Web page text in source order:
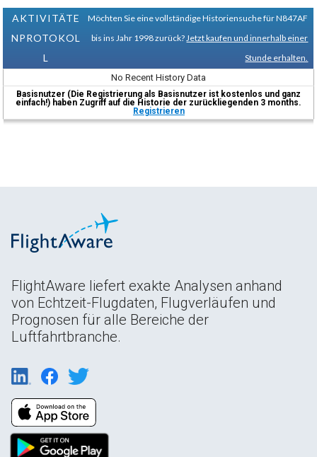
AKTIVITÄTE
NPROTOKOL
L
Möchten Sie eine vollständige Historiensuche für N847AF
bis ins Jahr 1998 zurück? Jetzt kaufen und innerhalb einer
Stunde erhalten.
No Recent History Data
Basisnutzer (Die Registrierung als Basisnutzer ist kostenlos und ganz
einfach!) haben Zugriff auf die Historie der zurückliegenden 3 months.
Registrieren
FlightAware liefert exakte Analysen anhand
von Echtzeit-Flugdaten, Flugverläufen und
Prognosen für alle Bereiche der
Luftfahrtbranche.